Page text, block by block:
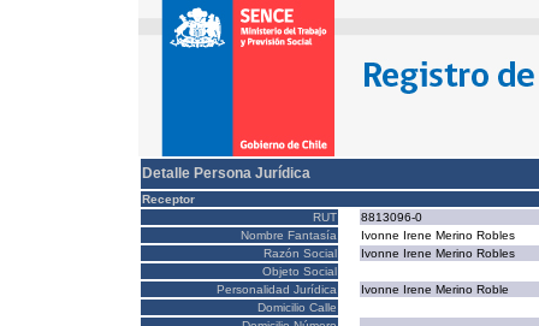
Detalle Persona Jurídica
Receptor
RUT
8813096-0
Nombre Fantasía
Ivonne Irene Merino Robles
Razón Social
Ivonne Irene Merino Robles
Objeto Social
Personalidad Jurídica
Ivonne Irene Merino Roble
Domicilio Calle